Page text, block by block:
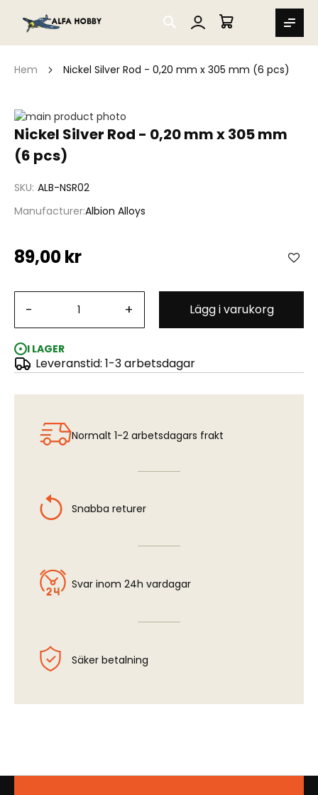
SEARCH
MIN VARUKORG
Hem Nickel Silver Rod - 0,20 mm x 305 mm (6 pcs)
Nickel Silver Rod - 0,20 mm x 305 mm
(6 pcs)
SKU ALB-NSR02
ManufacturerAlbion Alloys
89,00 kr
- + Lägg i varukorg
I LAGER
Leveranstid: 1-3 arbetsdagar
Hoppa
till
slutet
av
Nickel Silver Rod - 0,20 mm x 305 mm (6 pcs)
Hoppa
till
början
bildgalleriet
Normalt 1-2 arbetsdagars frakt
Snabba returer
Svar inom 24h vardagar
Säker betalning